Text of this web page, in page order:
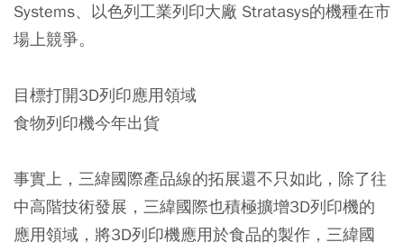
Systems、以色列工業列印大廠 Stratasys的機種在市
場上競爭。
目標打開3D列印應用領域
食物列印機今年出貨
事實上，三緯國際產品線的拓展還不只如此，除了往
中高階技術發展，三緯國際也積極擴增3D列印機的
應用領域，將3D列印機應用於食品的製作，三緯國